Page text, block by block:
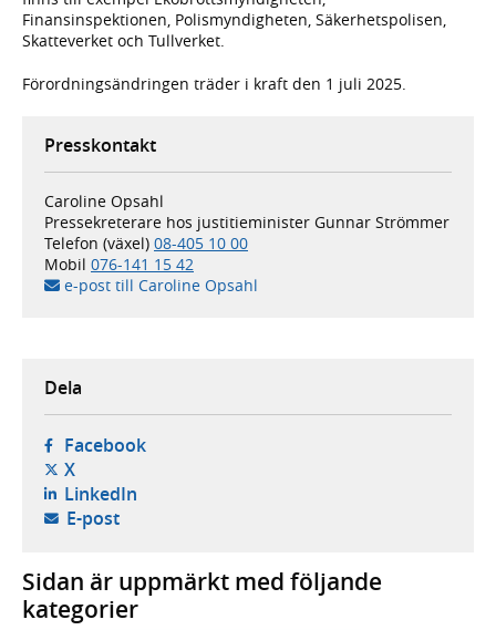
Finansinspektionen, Polismyndigheten, Säkerhetspolisen,
Skatteverket och Tullverket.
Förordningsändringen träder i kraft den 1 juli 2025.
Presskontakt
Caroline Opsahl
Pressekreterare hos justitieminister Gunnar Strömmer
Telefon (växel) 08-405 10 00
Mobil 076-141 15 42
e-post till Caroline Opsahl
Dela
Facebook- öppnas i ny flik, extern webbplats,
X- öppnas i ny flik, extern webbplats,
LinkedIn- öppnas i ny flik, extern webbplats,
E-post- öppnar din e-postklient,
Sidan är uppmärkt med följande
kategorier